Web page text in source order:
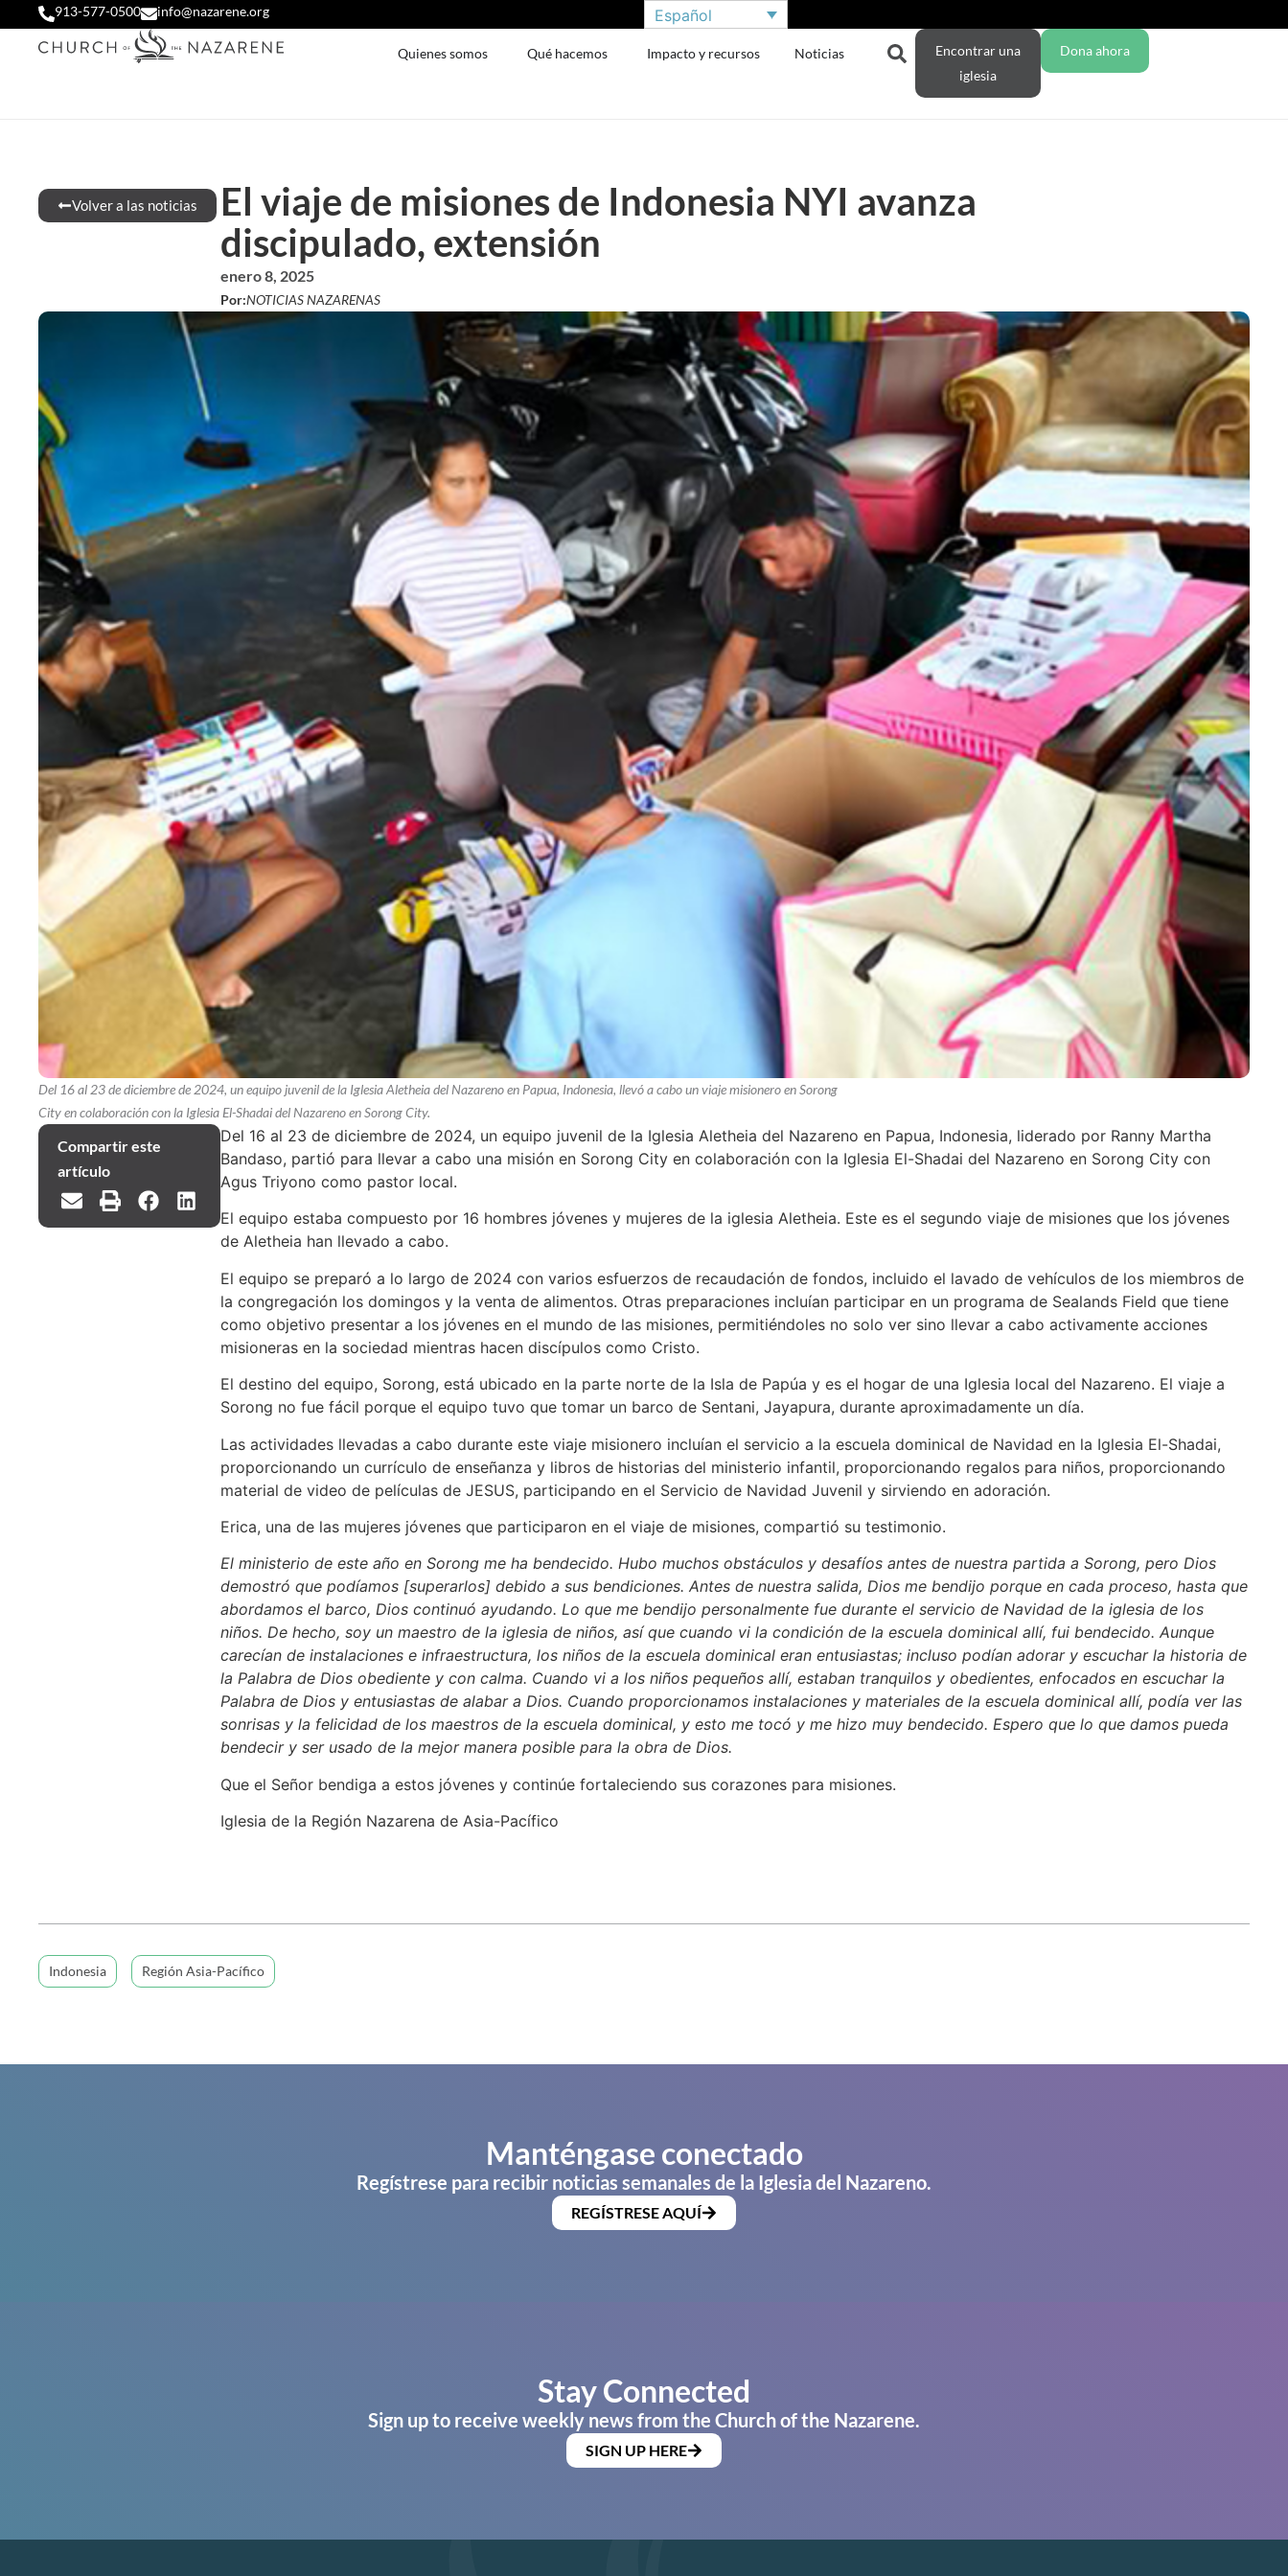
913-577-0500 info@nazarene.org Español
Quienes somos Qué hacemos Impacto y recursos Noticias
Encontrar una
iglesia
Dona ahora
Volver a las noticias
El viaje de misiones de Indonesia NYI avanza
discipulado, extensión
enero 8, 2025
Por:NOTICIAS NAZARENAS
Del 16 al 23 de diciembre de 2024, un equipo juvenil de la Iglesia Aletheia del Nazareno en Papua, Indonesia, llevó a cabo un viaje misionero en Sorong
City en colaboración con la Iglesia El-Shadai del Nazareno en Sorong City.
Compartir este
artículo
Del 16 al 23 de diciembre de 2024, un equipo juvenil de la Iglesia Aletheia del Nazareno en Papua, Indonesia, liderado por Ranny Martha
Bandaso, partió para llevar a cabo una misión en Sorong City en colaboración con la Iglesia El-Shadai del Nazareno en Sorong City con
Agus Triyono como pastor local.
El equipo estaba compuesto por 16 hombres jóvenes y mujeres de la iglesia Aletheia. Este es el segundo viaje de misiones que los jóvenes
de Aletheia han llevado a cabo.
El equipo se preparó a lo largo de 2024 con varios esfuerzos de recaudación de fondos, incluido el lavado de vehículos de los miembros de
la congregación los domingos y la venta de alimentos. Otras preparaciones incluían participar en un programa de Sealands Field que tiene
como objetivo presentar a los jóvenes en el mundo de las misiones, permitiéndoles no solo ver sino llevar a cabo activamente acciones
misioneras en la sociedad mientras hacen discípulos como Cristo.
El destino del equipo, Sorong, está ubicado en la parte norte de la Isla de Papúa y es el hogar de una Iglesia local del Nazareno. El viaje a
Sorong no fue fácil porque el equipo tuvo que tomar un barco de Sentani, Jayapura, durante aproximadamente un día.
Las actividades llevadas a cabo durante este viaje misionero incluían el servicio a la escuela dominical de Navidad en la Iglesia El-Shadai,
proporcionando un currículo de enseñanza y libros de historias del ministerio infantil, proporcionando regalos para niños, proporcionando
material de video de películas de JESUS, participando en el Servicio de Navidad Juvenil y sirviendo en adoración.
Erica, una de las mujeres jóvenes que participaron en el viaje de misiones, compartió su testimonio.
El ministerio de este año en Sorong me ha bendecido. Hubo muchos obstáculos y desafíos antes de nuestra partida a Sorong, pero Dios
demostró que podíamos [superarlos] debido a sus bendiciones. Antes de nuestra salida, Dios me bendijo porque en cada proceso, hasta que
abordamos el barco, Dios continuó ayudando. Lo que me bendijo personalmente fue durante el servicio de Navidad de la iglesia de los
niños. De hecho, soy un maestro de la iglesia de niños, así que cuando vi la condición de la escuela dominical allí, fui bendecido. Aunque
carecían de instalaciones e infraestructura, los niños de la escuela dominical eran entusiastas; incluso podían adorar y escuchar la historia de
la Palabra de Dios obediente y con calma. Cuando vi a los niños pequeños allí, estaban tranquilos y obedientes, enfocados en escuchar la
Palabra de Dios y entusiastas de alabar a Dios. Cuando proporcionamos instalaciones y materiales de la escuela dominical allí, podía ver las
sonrisas y la felicidad de los maestros de la escuela dominical, y esto me tocó y me hizo muy bendecido. Espero que lo que damos pueda
bendecir y ser usado de la mejor manera posible para la obra de Dios.
Que el Señor bendiga a estos jóvenes y continúe fortaleciendo sus corazones para misiones.
Iglesia de la Región Nazarena de Asia-Pacífico
Indonesia Región Asia-Pacífico
Manténgase conectado
Regístrese para recibir noticias semanales de la Iglesia del Nazareno.
REGÍSTRESE AQUÍ
Stay Connected
Sign up to receive weekly news from the Church of the Nazarene.
SIGN UP HERE